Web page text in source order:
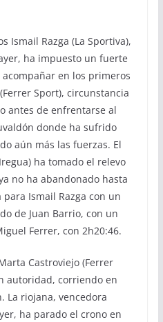
Ismail Razga (La Sportiva),
ha impuesto un fuerte
en los primeros
Sport), circunstancia
antes de enfrentarse al
donde ha sufrido
aún más las fuerzas. El
ha tomado el relevo
no ha abandonado hasta
Ismail Razga con un
de Juan Barrio, con un
Ferrer, con 2h20:46.
Castroviejo (Ferrer
autoridad, corriendo en
La riojana, vencedora
ha parado el crono en